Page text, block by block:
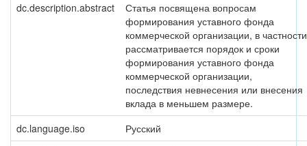
dc.description.abstract
Статья посвящена вопросам
формирования уставного фонда
коммерческой организации, в
рассматривается порядок и сроки
формирования уставного фонда
коммерческой организации,
последствия невнесения или внесения
вклада в меньшем размере.
dc.language.iso
Русский